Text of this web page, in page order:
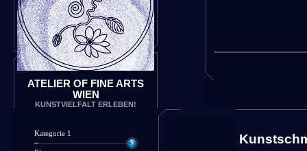
ATELIER OF FINE ARTS
WIEN
KUNSTVIELFALT ERLEBEN!
Kategorie 1